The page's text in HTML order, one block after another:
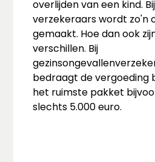
overlijden van een kind.
verzekeraars wordt zo'n
gemaakt. Hoe dan ook
verschillen. Bij
bedraagt de vergoeding
het ruimste pakket
slechts 5.000 euro.